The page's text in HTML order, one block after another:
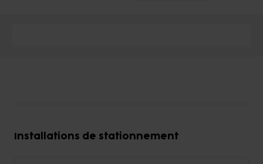
Installations de stationnement